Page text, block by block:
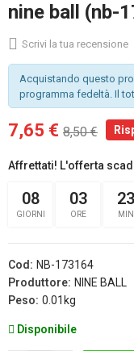
nine ball (nb-
Scrivi la tua recensione
Acquistando questo
programma fedeltà. Il
7,65 € 8,50 €
Affrettati! L'offerta
08
GIORNI
03
ORE
23
MIN
Cod: NB-173164
Produttore: NINE BALL
Peso: 0.01kg
Disponibile